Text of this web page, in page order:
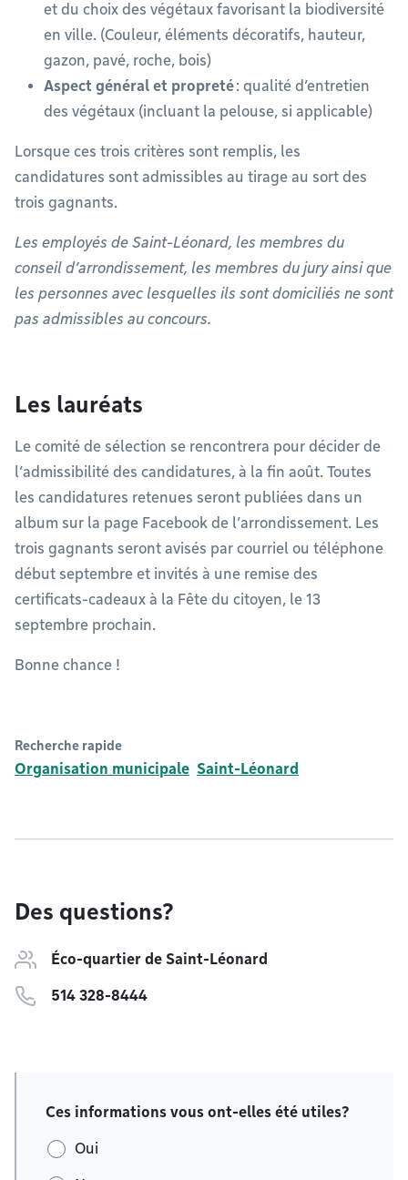
et du choix des végétaux favorisant la biodiversité
en ville. (Couleur, éléments décoratifs, hauteur,
gazon, pavé, roche, bois)
Aspect général et propreté: qualité d’entretien
des végétaux (incluant la pelouse, si applicable)
Lorsque ces trois critères sont remplis, les
candidatures sont admissibles au tirage au sort des
trois gagnants.
Les employés de Saint-Léonard, les membres du
conseil d’arrondissement, les membres du jury ainsi que
les personnes avec lesquelles ils sont domiciliés ne sont
pas admissibles au concours.
Les lauréats
Le comité de sélection se rencontrera pour décider de
l’admissibilité des candidatures, à la fin août. Toutes
les candidatures retenues seront publiées dans un
album sur la page Facebook de l’arrondissement. Les
trois gagnants seront avisés par courriel ou téléphone
début septembre et invités à une remise des
certificats-cadeaux à la Fête du citoyen, le 13
septembre prochain.
Bonne chance !
Recherche rapide
Organisation municipale Saint-Léonard
Des questions?
Éco-quartier de Saint-Léonard
514 328-8444
Ces informations vous ont-elles été utiles?
Oui